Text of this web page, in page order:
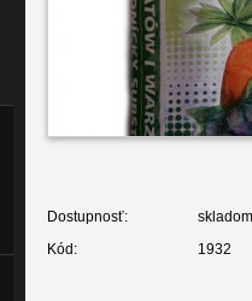
Dostupnosť:
skladom
Kód:
1932